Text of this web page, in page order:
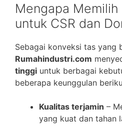
Mengapa Memilih
untuk CSR dan
Sebagai konveksi tas yang
Rumahindustri.com
tinggi untuk berbagai
beberapa keunggulan
Kualitas terjamin –
yang kuat dan tahan